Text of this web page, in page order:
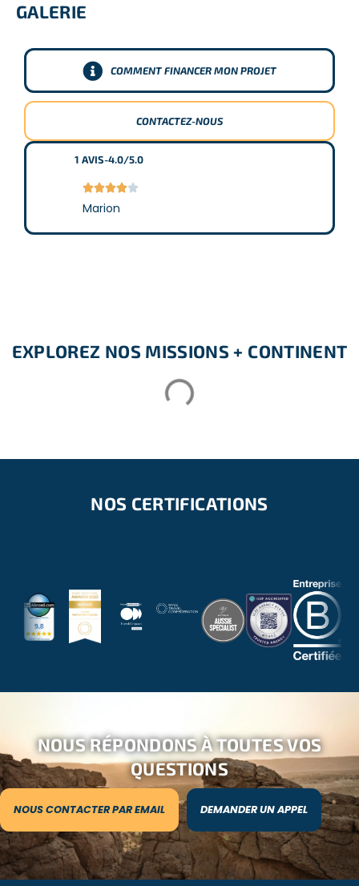
GALERIE
COMMENT FINANCER MON PROJET
CONTACTEZ-NOUS
1 AVIS-4.0/5.0

Marion
EXPLOREZ NOS MISSIONS + CONTINENT
NOS CERTIFICATIONS
NOUS RÉPONDONS À TOUTES VOS
QUESTIONS
NOUS CONTACTER PAR EMAIL DEMANDER UN APPEL